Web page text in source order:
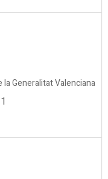
Generalitat Valenciana